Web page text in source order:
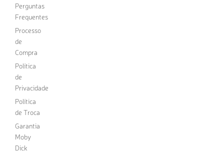
Perguntas
Frequentes
Processo
de
Compra
Política
de
Privacidade
Política
de Troca
Garantia
Moby
Dick